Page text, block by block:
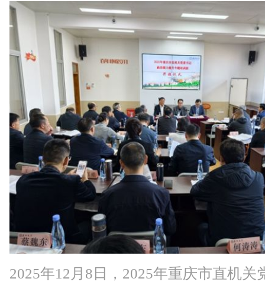
2025年12月8日，2025年重庆市直机关